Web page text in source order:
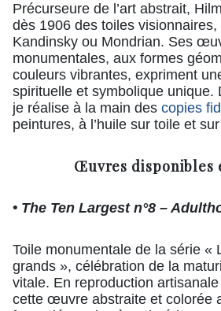
Précurseure de l’art abstrait,
dès 1906 des toiles
Kandinsky ou Mondrian. Ses
monumentales, aux formes
couleurs vibrantes, expriment
spirituelle et symbolique unique.
je réalise à la main des copies
peintures, à l’huile sur toile et
Œuvres disponibles
• The Ten Largest n°8 –
Toile monumentale de la série «
grands », célébration de la
vitale. En reproduction
cette œuvre abstraite et colorée